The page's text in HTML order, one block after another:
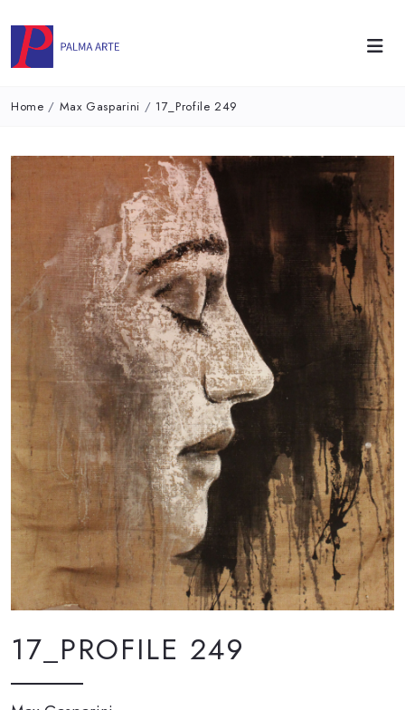
Home / Max Gasparini / 17_Profile 249
17_PROFILE 249